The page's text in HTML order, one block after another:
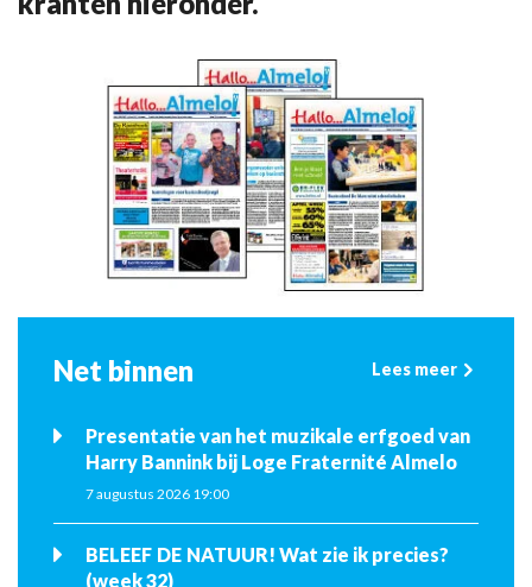
Net binnen Lees meer
Presentatie van het muzikale erfgoed van
Harry Bannink bij Loge Fraternité Almelo
7 augustus 2026 19:00
BELEEF DE NATUUR! Wat zie ik precies?
(week 32)